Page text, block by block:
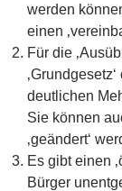
werden
einen
Für die
deutlichen
Sie können
‚geändert‘
Es gibt einen
Bürger